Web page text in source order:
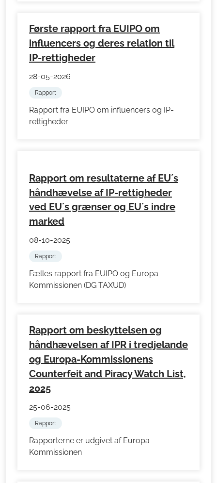
Første rapport fra EUIPO om
influencers og deres relation til
IP-rettigheder
28-05-2026
Rapport
Rapport fra EUIPO om influencers og IP-
rettigheder
Rapport om resultaterne af EU´s
håndhævelse af IP-rettigheder
ved EU´s grænser og EU´s indre
marked
08-10-2025
Rapport
Fælles rapport fra EUIPO og Europa
Kommissionen (DG TAXUD)
Rapport om beskyttelsen og
håndhævelsen af IPR i tredjelande
og Europa-Kommissionens
Counterfeit and Piracy Watch List,
2025
25-06-2025
Rapport
Rapporterne er udgivet af Europa-
Kommissionen